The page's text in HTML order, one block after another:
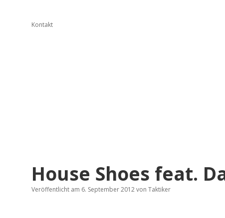
Kontakt
House Shoes feat.
Veröffentlicht am 6. September 2012von Taktiker